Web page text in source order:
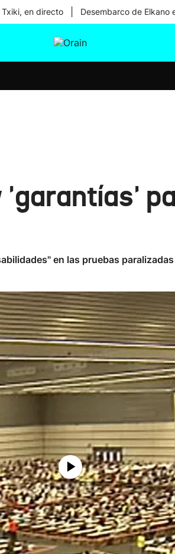
en directo Desembarco de Elkano
'garantías'
en las pruebas